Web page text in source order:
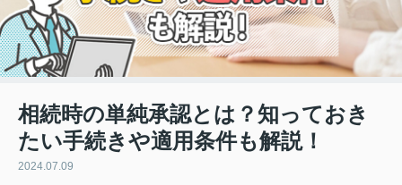
相続時の単純承認とは？知っておき
たい手続きや適用条件も解説！
2024.07.09